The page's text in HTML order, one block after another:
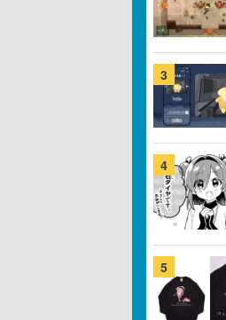
3
4
5